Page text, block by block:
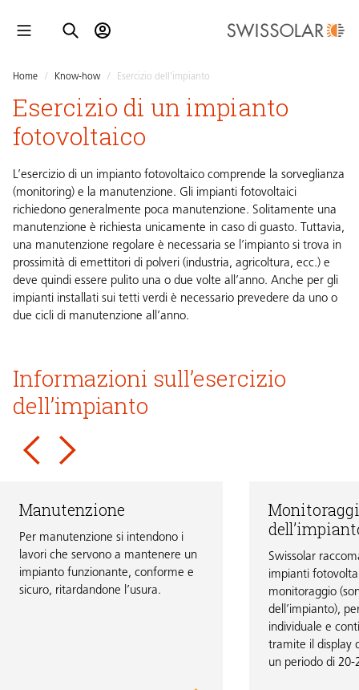
Home / Know-how / Esercizio dell’impianto
Esercizio di un impianto
fotovoltaico
L’esercizio di un impianto fotovoltaico comprende la sorveglianza
(monitoring) e la manutenzione. Gli impianti fotovoltaici
richiedono generalmente poca manutenzione. Solitamente una
manutenzione è richiesta unicamente in caso di guasto. Tuttavia,
una manutenzione regolare è necessaria se l’impianto si trova in
prossimità di emettitori di polveri (industria, agricoltura, ecc.) e
deve quindi essere pulito una o due volte all’anno. Anche per gli
impianti installati sui tetti verdi è necessario prevedere da uno o
due cicli di manutenzione all’anno.
Informazioni sull’esercizio
dell’impianto
Manutenzione
Per manutenzione si intendono i
lavori che servono a mantenere un
impianto funzionante, conforme e
sicuro, ritardandone l’usura.
Swissolar
impianti
monitoraggio
dell’impianto),
individuale e
tramite il display
un periodo di 20-